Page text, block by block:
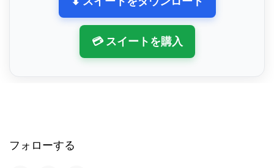
💳 スイートを購入
フォローする